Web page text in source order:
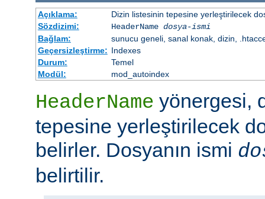
Açıklama:
Dizin listesinin tepesine yerleştirilecek
Sözdizimi:
HeaderName dosya-ismi
Bağlam:
sunucu geneli, sanal konak, dizin,
Geçersizleştirme: Indexes
Durum:
Temel
Modül:
mod_autoindex
HeaderName yönergesi,
tepesine yerleştirilecek
belirler. Dosyanın ismi
belirtilir.